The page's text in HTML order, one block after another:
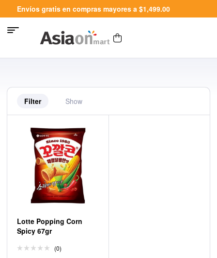
Envíos gratis en compras mayores a $1,499.00
Filter Show
Lotte Popping Corn
Spicy 67gr
(0)